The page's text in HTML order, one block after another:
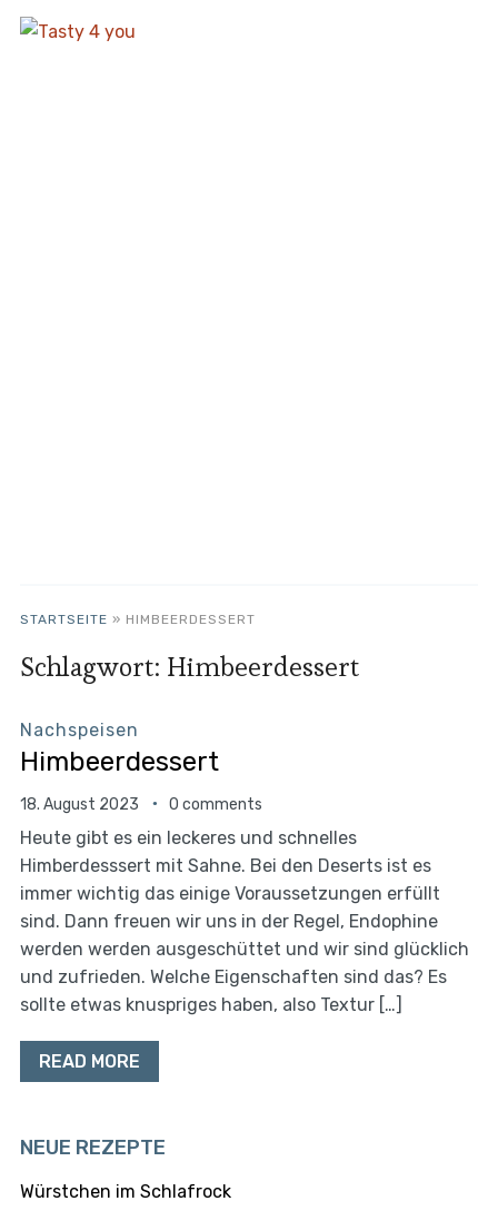
STARTSEITE » HIMBEERDESSERT
Schlagwort: Himbeerdessert
Nachspeisen
Himbeerdessert
18. August 2023 0 comments
Heute gibt es ein leckeres und schnelles
Himberdesssert mit Sahne. Bei den Deserts ist es
immer wichtig das einige Voraussetzungen erfüllt
sind. Dann freuen wir uns in der Regel, Endophine
werden werden ausgeschüttet und wir sind glücklich
und zufrieden. Welche Eigenschaften sind das? Es
sollte etwas knuspriges haben, also Textur […]
READ MORE
NEUE REZEPTE
Würstchen im Schlafrock